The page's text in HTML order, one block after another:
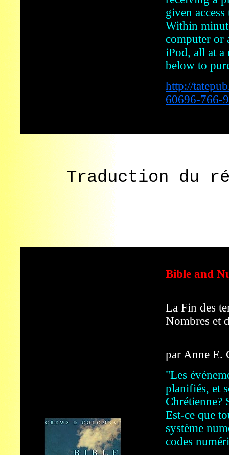
given
Within
computer or
iPod, all at
below to
http://
60696-766-9
Traduction du
Bible and
La Fin des
Nombres et
par Anne E.
"Les
planifiés, et
Chrétienne?
Est-ce que
système
codes